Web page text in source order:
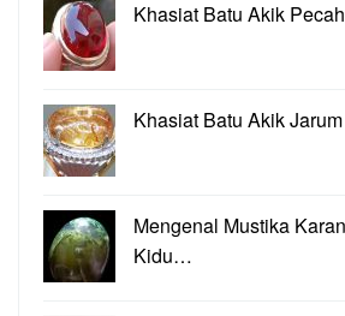
Khasiat Batu Akik
Khasiat Batu Akik
Mengenal Mustika
Kidu…